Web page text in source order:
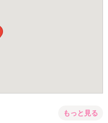
もっと見る